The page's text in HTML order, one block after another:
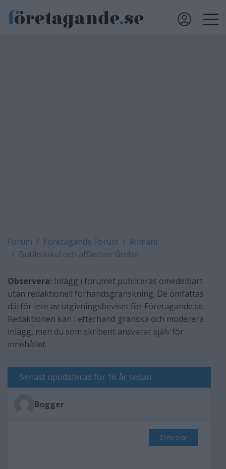
Forum Företagande Forum
Allmänt
Butikslokal och affäröverlåtelse
Observera: Inlägg i forumet publiceras omedelbart
utan redaktionell förhandsgranskning. De omfattas
därför inte av utgivningsbeviset för Företagande.se.
Redaktionen kan i efterhand granska och moderera
inlägg, men du som skribent ansvarar själv för
innehållet.
Senast uppdaterad för 16 år sedan
Bogger
Skriv svar